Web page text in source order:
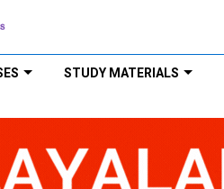
STUDY MATERIALS